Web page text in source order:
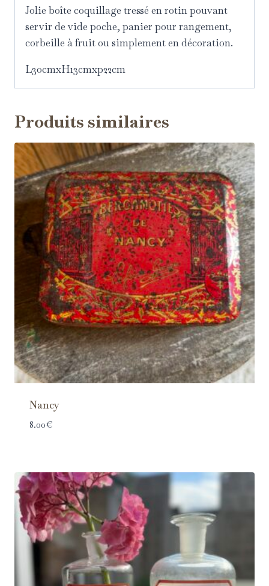
Jolie boîte coquillage tressé en rotin pouvant
servir de vide poche, panier pour rangement,
corbeille à fruit ou simplement en décoration.
L30cmxH13cmxp22cm
Produits similaires
Nancy
8.00€